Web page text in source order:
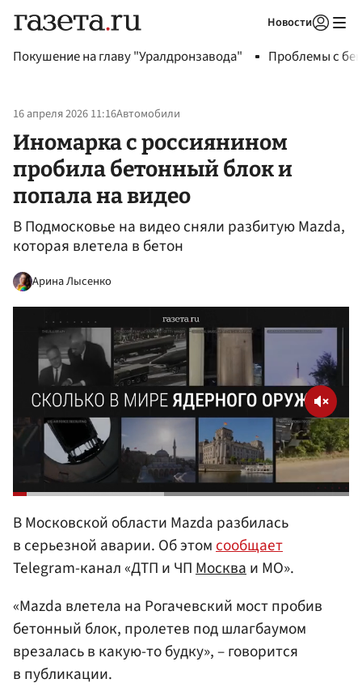
Новости
Покушение на главу "Уралдронзавода" Проблемы с
16 апреля 2026 11:16Автомобили
Иномарка с россиянином
пробила бетонный блок и
попала на видео
В Подмосковье на видео сняли разбитую Mazda,
которая влетела в бетон
Арина Лысенко
В Московской области Mazda разбилась
в серьезной аварии. Об этомсообщает
Telegram-канал «ДТП и ЧПМоскваи МО».
«Mazda влетела на Рогачевский мост пробив
бетонный блок, пролетев под шлагбаумом
врезалась в какую-то будку», – говорится
в публикации.